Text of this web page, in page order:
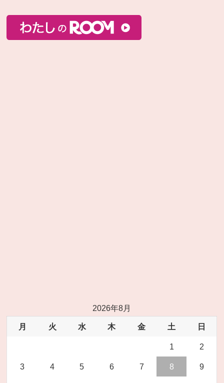
2026年8月
月 火 水 木 金 土 日
1 2
3 4 5 6 7 8 9